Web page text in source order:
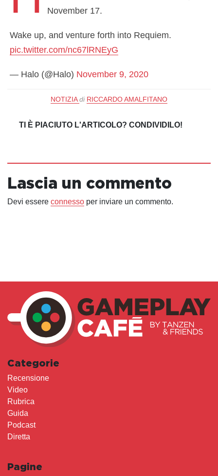
November 17.
Wake up, and venture forth into Requiem.
pic.twitter.com/nc67lRNEyG
— Halo (@Halo) November 9, 2020
NOTIZIA di RICCARDO AMALFITANO
TI È PIACIUTO L'ARTICOLO? CONDIVIDILO!
Lascia un commento
Devi essere connesso per inviare un commento.
Categorie
Recensione
Video
Rubrica
Guida
Podcast
Diretta
Pagine